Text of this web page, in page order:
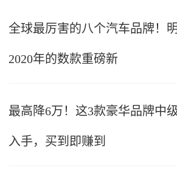
全球最厉害的八个汽车品牌！
2020年的数款重磅新
最高降6万！这3款豪华品牌中
入手，买到即赚到